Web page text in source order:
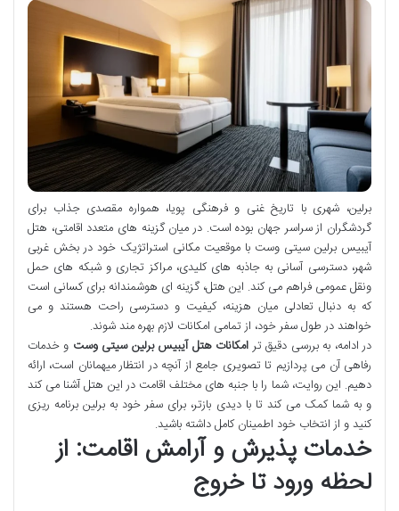
برلین، شهری با تاریخ غنی و فرهنگی پویا، همواره مقصدی جذاب برای
گردشگران از سراسر جهان بوده است. در میان گزینه های متعدد اقامتی، هتل
آیبیس برلین سیتی وست با موقعیت مکانی استراتژیک خود در بخش غربی
شهر، دسترسی آسانی به جاذبه های کلیدی، مراکز تجاری و شبکه های حمل
ونقل عمومی فراهم می کند. این هتل، گزینه ای هوشمندانه برای کسانی است
که به دنبال تعادلی میان هزینه، کیفیت و دسترسی راحت هستند و می
خواهند در طول سفر خود، از تمامی امکانات لازم بهره مند شوند.
در ادامه، به بررسی دقیق تر امکانات هتل آیبیس برلین سیتی وست و خدمات
رفاهی آن می پردازیم تا تصویری جامع از آنچه در انتظار میهمانان است، ارائه
دهیم. این روایت، شما را با جنبه های مختلف اقامت در این هتل آشنا می کند
و به شما کمک می کند تا با دیدی بازتر، برای سفر خود به برلین برنامه ریزی
کنید و از انتخاب خود اطمینان کامل داشته باشید.
خدمات پذیرش و آرامش اقامت: از
لحظه ورود تا خروج